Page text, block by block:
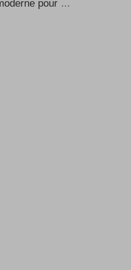
Cabine acoustique insonorisée moderne pour bureau, conception de cabine de travail portable, cabines préfabriquées pour domicile, cabine d’enregistrement et de téléphone